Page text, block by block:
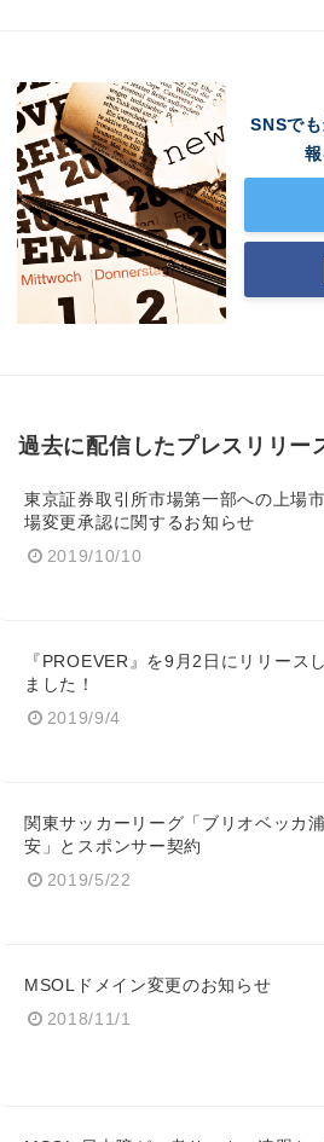
SNSで
過去に配信したプレスリリー
東京証券取引所市場第一部への上場市
場変更承認に関するお知らせ
2019/10/10
『PROEVER』を9月2日にリリースし
ました！
2019/9/4
関東サッカーリーグ「ブリオベッカ浦
安」とスポンサー契約
2019/5/22
MSOLドメイン変更のお知らせ
2018/11/1